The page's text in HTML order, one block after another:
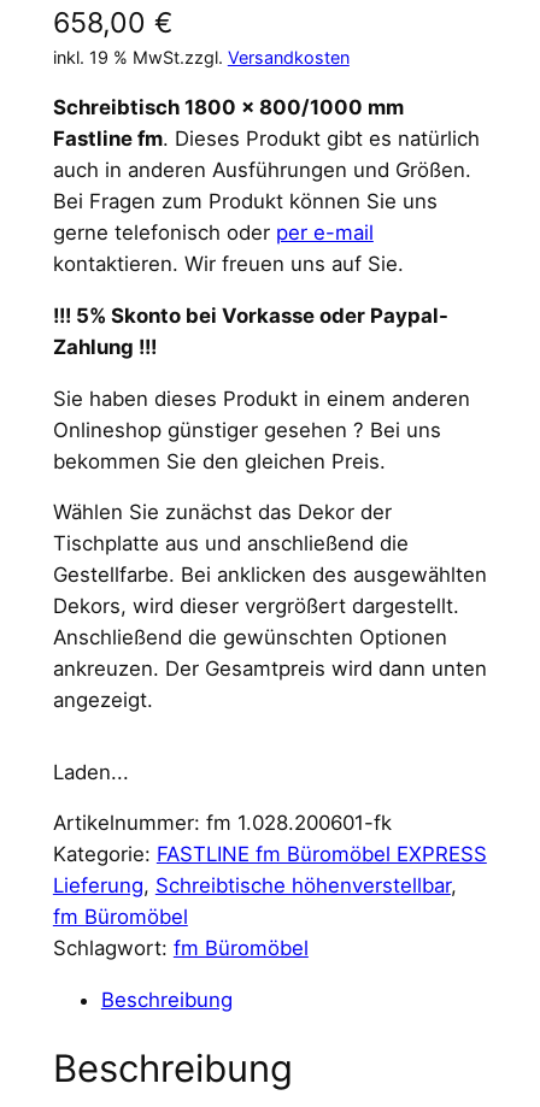
658,00 €
inkl. 19 % MwSt.zzgl. Versandkosten
Schreibtisch 1800 x 800/1000 mm
Fastline fm. Dieses Produkt gibt es natürlich
auch in anderen Ausführungen und Größen.
Bei Fragen zum Produkt können Sie uns
gerne telefonisch oder per e-mail
kontaktieren. Wir freuen uns auf Sie.
!!! 5% Skonto bei Vorkasse oder Paypal-
Zahlung !!!
Sie haben dieses Produkt in einem anderen
Onlineshop günstiger gesehen ? Bei uns
bekommen Sie den gleichen Preis.
Wählen Sie zunächst das Dekor der
Tischplatte aus und anschließend die
Gestellfarbe. Bei anklicken des ausgewählten
Dekors, wird dieser vergrößert dargestellt.
Anschließend die gewünschten Optionen
ankreuzen. Der Gesamtpreis wird dann unten
angezeigt.
Laden...
Artikelnummer: fm 1.028.200601-fk
Kategorie: FASTLINE fm Büromöbel EXPRESS
Lieferung, Schreibtische höhenverstellbar
fm Büromöbel
Schlagwort: fm Büromöbel
Beschreibung
Beschreibung